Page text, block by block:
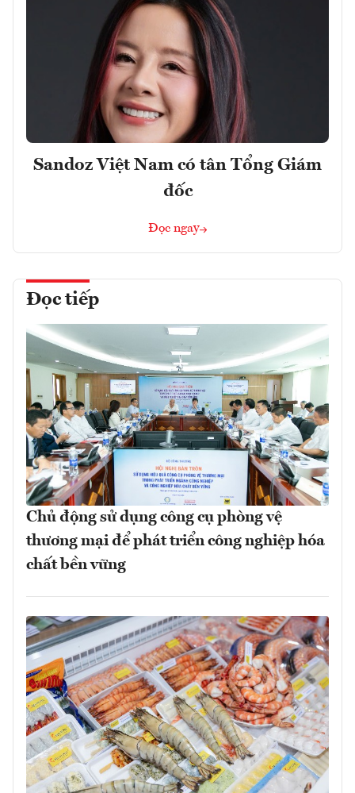
Sandoz Việt Nam có tân Tổng Giám
đốc
Đọc ngay
Đọc tiếp
Chủ động sử dụng công cụ phòng vệ
thương mại để phát triển công nghiệp hóa
chất bền vững